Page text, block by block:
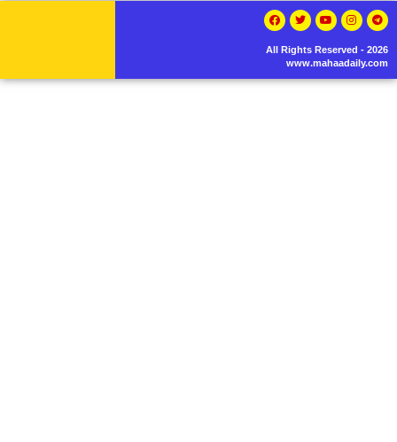
All Rights Reserved - 2026
www.mahaadaily.com